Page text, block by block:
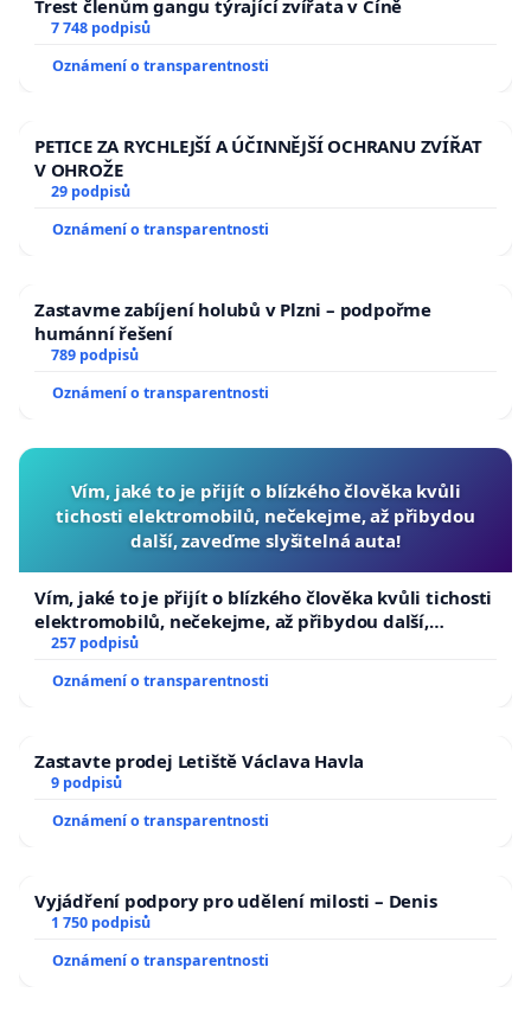
Trest členům gangu týrající zvířata v Číně
7 748 podpisů
Oznámení o transparentnosti
PETICE ZA RYCHLEJŠÍ A ÚČINNĚJŠÍ OCHRANU ZVÍŘAT
V OHROŽE
29 podpisů
Oznámení o transparentnosti
Zastavme zabíjení holubů v Plzni – podpořme
humánní řešení
789 podpisů
Oznámení o transparentnosti
Vím, jaké to je přijít o blízkého člověka kvůli
tichosti elektromobilů, nečekejme, až přibydou
další, zaveďme slyšitelná auta!
Vím, jaké to je přijít o blízkého člověka kvůli tichosti
elektromobilů, nečekejme, až přibydou další,
zaveďme slyšitelná auta!
257 podpisů
Oznámení o transparentnosti
Zastavte prodej Letiště Václava Havla
9 podpisů
Oznámení o transparentnosti
Vyjádření podpory pro udělení milosti – Denis
1 750 podpisů
Oznámení o transparentnosti